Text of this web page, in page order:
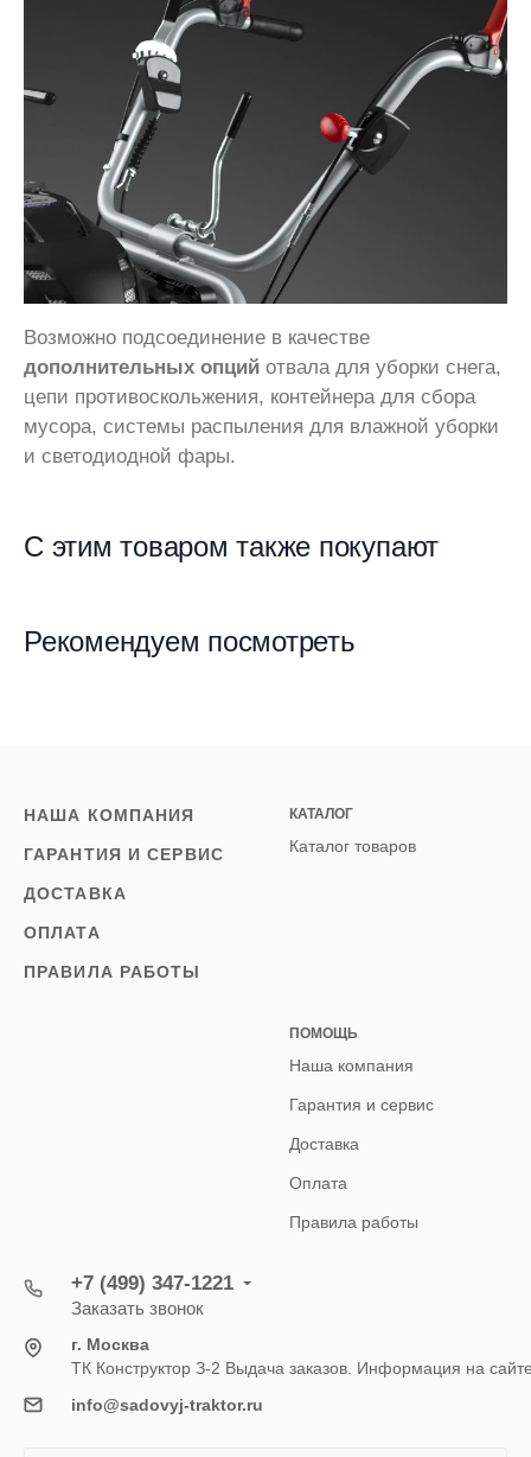
Возможно подсоединение в качестве
дополнительных опций отвала для уборки снега,
цепи противоскольжения, контейнера для сбора
мусора, системы распыления для влажной уборки
и светодиодной фары.
С этим товаром также покупают
Рекомендуем посмотреть
НАША КОМПАНИЯ
ГАРАНТИЯ И СЕРВИС
ДОСТАВКА
ОПЛАТА
ПРАВИЛА РАБОТЫ
КАТАЛОГ
Каталог товаров
ПОМОЩЬ
Наша компания
Гарантия и сервис
Доставка
Оплата
Правила работы
+7 (499) 347-1221
Заказать звонок
г. Москва
ТК Конструктор З-2 Выдача заказов. Информация на
info@sadovyj-traktor.ru